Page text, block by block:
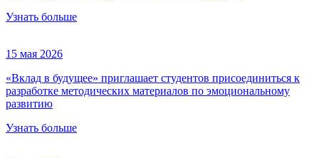
Узнать больше
15 мая 2026
«Вклад в будущее» приглашает студентов присоединиться к
разработке методических материалов по эмоциональному
развитию
Узнать больше